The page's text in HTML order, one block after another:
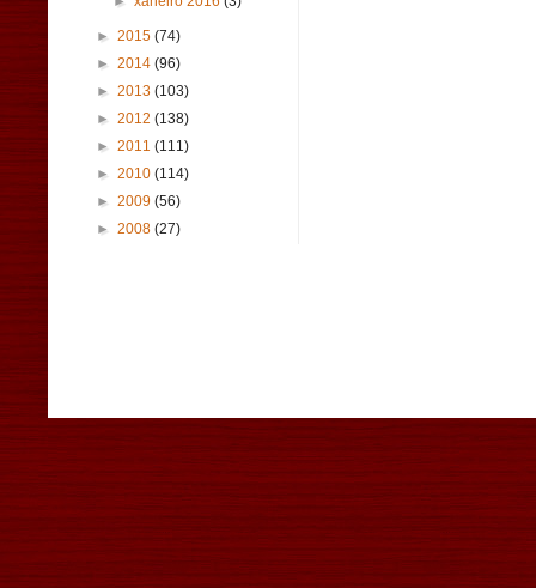
► 2015 (74)
► 2014 (96)
► 2013 (103)
► 2012 (138)
► 2011 (111)
► 2010 (114)
► 2009 (56)
► 2008 (27)